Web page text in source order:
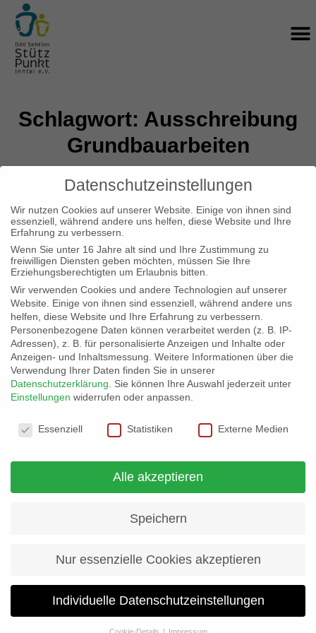
Zum
Inhalt
springen
Schlagwort: Ausschreibung
Grundbauarbeiten
Ausschreibung Grundbauarbeiten
In Kürze startet die Ausschreibung nach VOB
zu den Grundbauarbeiten. Informationen und
Details finden interessierte Firmen hier:
Kletterhalle Basislager – Ausschreibung
Grundbauarbeiten
Weiterlesen...
Kontakt & Infos
DAV Sektion Stützpunkt Inntal, Otto-Wels-
Straße 8, 83043 Bad Aibling
Datenschutzeinstellungen
Wir nutzen Cookies auf unserer Website. Einige von ihnen sind
essenziell, während andere uns helfen, diese Website und Ihre
Erfahrung zu verbessern.
Wenn Sie unter 16 Jahre alt sind und Ihre Zustimmung zu
freiwilligen Diensten geben möchten, müssen Sie Ihre
Erziehungsberechtigten um Erlaubnis bitten.
Wir verwenden Cookies und andere Technologien auf unserer
Website. Einige von ihnen sind essenziell, während andere uns
helfen, diese Website und Ihre Erfahrung zu verbessern.
Personenbezogene Daten können verarbeitet werden (z. B. IP-
Adressen), z. B. für personalisierte Anzeigen und Inhalte oder
Anzeigen- und Inhaltsmessung. Weitere Informationen über die
Verwendung Ihrer Daten finden Sie in unserer
Datenschutzerklärung. Sie können Ihre Auswahl jederzeit unter
Einstellungen widerrufen oder anpassen.
Essenziell
Statistiken Externe Medien
Alle akzeptieren
Speichern
Nur essenzielle Cookies akzeptieren
Individuelle Datenschutzeinstellungen
Cookie-Details Impressum